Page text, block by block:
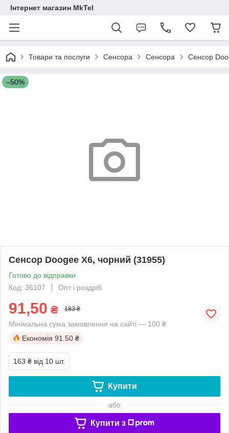
Інтернет магазин MkTel
Товари та послуги Сенсора Сенсора Сенсор
–50%
Сенсор Doogee X6, чорний (31955)
Готово до відправки
Код: 36107
Опт і роздріб
91,50 ₴ 183 ₴
Мінімальна сума замовлення на сайті — 100 ₴
Економія 91.50 ₴
163 ₴ від 10 шт.
Купити
або
Купити з